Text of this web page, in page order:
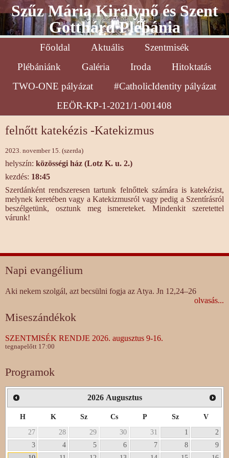
Szűz Mária Királynő és Szent
Gotthárd Plébánia
Főoldal Aktuális
Szentmisék
Plébániánk
Galéria Iroda
Hitoktatás
TWO-ONE pályázat
#CatholicIdentity pályázat
EEÖR-KP-1-2021/1-001408
felnőtt katekézis -Katekizmus
2023. november 15. (szerda)
helyszín: közösségi ház (Lotz K. u. 2.)
kezdés: 18:45
Szerdánként rendszeresen tartunk felnőttek számára is katekézist,
melynek keretében vagy a Katekizmusról vagy pedig a Szentírásról
beszélgetünk, osztunk meg ismereteket. Mindenkit szeretettel
várunk!
Napi evangélium
Aki nekem szolgál, azt becsülni fogja az Atya. Jn 12,24–26
olvasás...
Miseszándékok
SZENTMISÉK RENDJE 2026. augusztus 9-16.
tegnapelőtt 17:00
Programok
2026 Augusztus
H K Sz Cs P Sz
V
27
28 29 30 31 1
2
3
4 5 6 7 8
9